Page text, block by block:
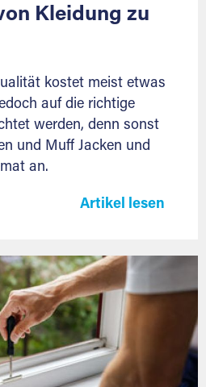
Kleidung zu
kostet meist etwas
auf die richtige
werden, denn sonst
und Muff Jacken und
an.
Artikel lesen